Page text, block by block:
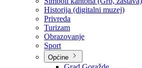
O kantonu
O kantonu
Simboli kantona (Grb, zastava)
Historija (digitalni muzej)
Privreda
Turizam
Obrazovanje